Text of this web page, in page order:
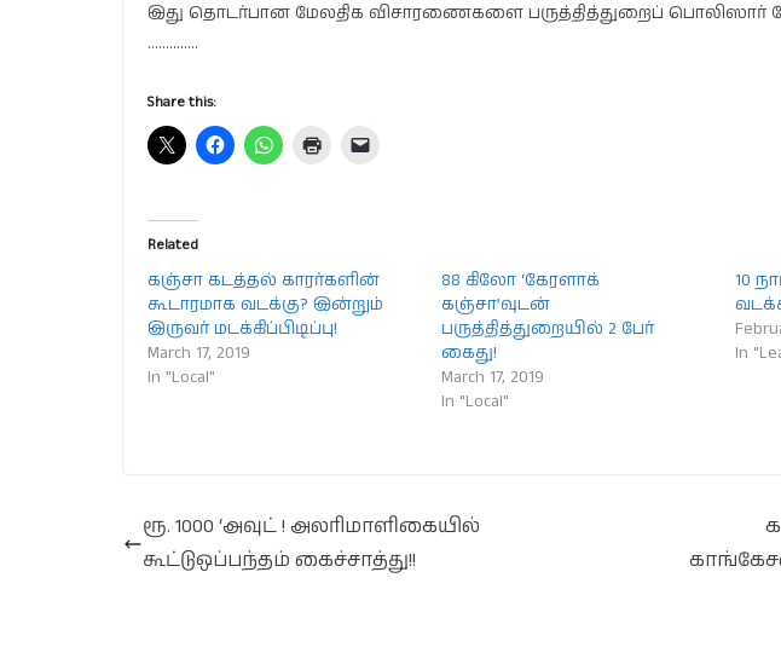
இது தொடர்பான மேலதிக விசாரணைகளை பருத்தித்துறைப் பொலிஸார்
…………..
Share this:
Related
கஞ்சா கடத்தல் காரர்களின்
கூடாரமாக வடக்கு? இன்றும்
இருவர் மடக்கிப்பிடிப்பு!
March 17, 2019
In "Local"
88 கிலோ ‘கேரளாக்
கஞ்சா’வுடன்
பருத்தித்துறையில் 2 பேர்
கைது!
March 17, 2019
In "Local"
10
In
ரூ. 1000 ‘அவுட் ! அலரிமாளிகையில்
கூட்டுஒப்பந்தம் கைச்சாத்து!!